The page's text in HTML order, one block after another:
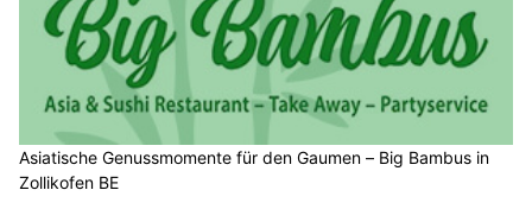
Asiatische Genussmomente für den Gaumen – Big Bambus in
Zollikofen BE